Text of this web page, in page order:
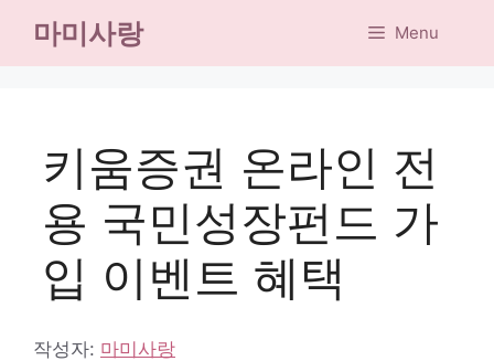
츠
마미사랑 Menu
키움증권 온라인 전
용 국민성장펀드 가
입 이벤트 혜택
작성자: 마미사랑